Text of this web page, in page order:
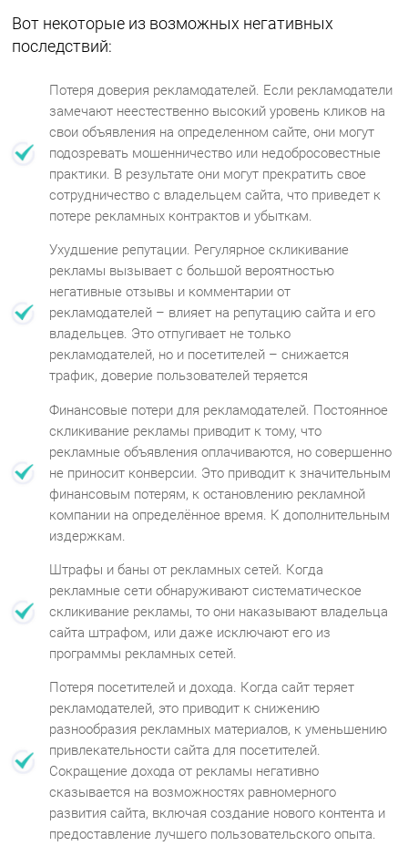
Вот некоторые из возможных негативных
последствий:
Потеря доверия рекламодателей. Если рекламодатели
замечают неестественно высокий уровень кликов на
свои объявления на определенном сайте, они могут
подозревать мошенничество или недобросовестные
практики. В результате они могут прекратить свое
сотрудничество с владельцем сайта, что приведет к
потере рекламных контрактов и убыткам.
Ухудшение репутации. Регулярное скликивание
рекламы вызывает с большой вероятностью
негативные отзывы и комментарии от
рекламодателей – влияет на репутацию сайта и его
владельцев. Это отпугивает не только
рекламодателей, но и посетителей – снижается
трафик, доверие пользователей теряется
Финансовые потери для рекламодателей. Постоянное
скликивание рекламы приводит к тому, что
рекламные объявления оплачиваются, но совершенно
не приносит конверсии. Это приводит к значительным
финансовым потерям, к остановлению рекламной
компании на определённое время. К дополнительным
издержкам.
Штрафы и баны от рекламных сетей. Когда
рекламные сети обнаруживают систематическое
скликивание рекламы, то они наказывают владельца
сайта штрафом, или даже исключают его из
программы рекламных сетей.
Потеря посетителей и дохода. Когда сайт теряет
рекламодателей, это приводит к снижению
разнообразия рекламных материалов, к уменьшению
привлекательности сайта для посетителей.
Сокращение дохода от рекламы негативно
сказывается на возможностях равномерного
развития сайта, включая создание нового контента и
предоставление лучшего пользовательского опыта.